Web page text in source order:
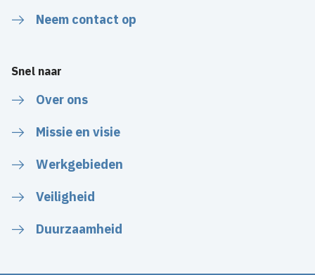
Neem contact op
Snel naar
Over ons
Missie en visie
Werkgebieden
Veiligheid
Duurzaamheid